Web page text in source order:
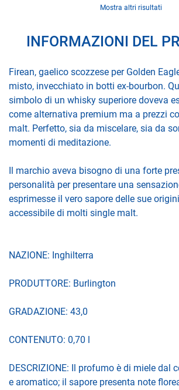
Mostra altri risultati
INFORMAZIONI DEL
Firean, gaelico scozzese per Golden
misto, invecchiato in botti ex-bourbon.
simbolo di un whisky superiore doveva
come alternativa premium ma a prezzi
malt. Perfetto, sia da miscelare, sia da
momenti di meditazione.
Il marchio aveva bisogno di una forte
personalità per presentare una
esprimesse il vero sapore delle sue
accessibile di molti single malt.
NAZIONE: Inghilterra
PRODUTTORE: Burlington
GRADAZIONE: 43,0
CONTENUTO: 0,70 l
DESCRIZIONE: Il profumo è di miele dal
e aromatico; il sapore presenta note